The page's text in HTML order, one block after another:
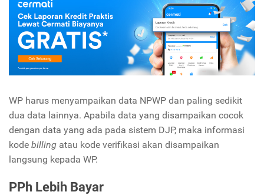
WP harus menyampaikan data NPWP dan paling sedikit
dua data lainnya. Apabila data yang disampaikan cocok
dengan data yang ada pada sistem DJP, maka informasi
kode billing atau kode verifikasi akan disampaikan
langsung kepada WP.
PPh Lebih Bayar